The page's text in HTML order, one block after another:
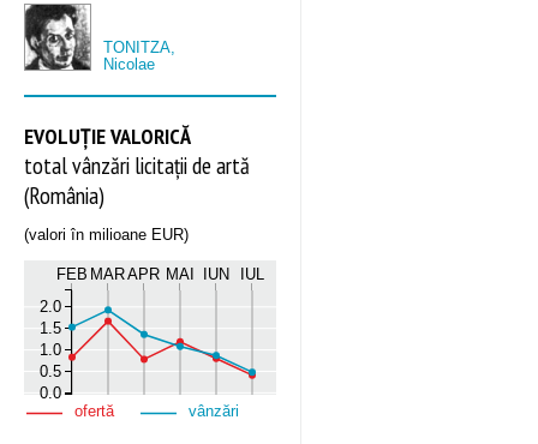
TONITZA,
Nicolae
EVOLUȚIE VALORICĂ
total vânzări licitații de artă
(România)
(valori în milioane EUR)
FEB MARAPR MAI IUN IUL
0.0
0.5
1.0
1.5
2.0
ofertă vânzări